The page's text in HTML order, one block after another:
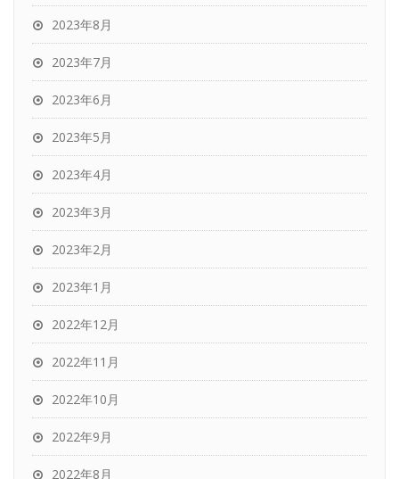
2023年8月
2023年7月
2023年6月
2023年5月
2023年4月
2023年3月
2023年2月
2023年1月
2022年12月
2022年11月
2022年10月
2022年9月
2022年8月